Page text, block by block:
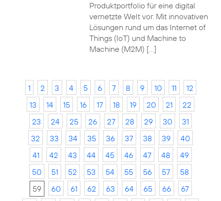
Produktportfolio für eine digital
vernetzte Welt vor. Mit innovativen
Lösungen rund um das Internet of
Things (IoT) und Machine to
Machine (M2M) […]
1 2 3 4 5 6 7 8 9 10 11
12
13
14 15 16 17 18 19 20 21
22
23
24 25 26 27 28 29 30
31
32
33 34 35 36 37 38 39
40
41
42 43 44 45 46 47 48
49
50
51 52 53 54 55 56 57
58
59
60 61 62 63 64 65 66
67